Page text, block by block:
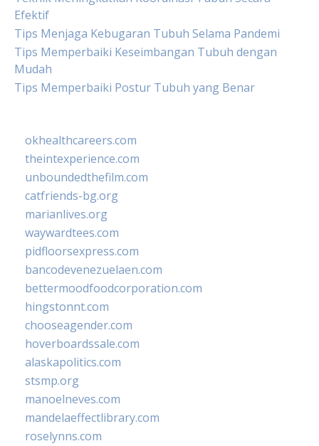
Efektif
Tips Menjaga Kebugaran Tubuh Selama Pandemi
Tips Memperbaiki Keseimbangan Tubuh dengan
Mudah
Tips Memperbaiki Postur Tubuh yang Benar
okhealthcareers.com
theintexperience.com
unboundedthefilm.com
catfriends-bg.org
marianlives.org
waywardtees.com
pidfloorsexpress.com
bancodevenezuelaen.com
bettermoodfoodcorporation.com
hingstonnt.com
chooseagender.com
hoverboardssale.com
alaskapolitics.com
stsmp.org
manoelneves.com
mandelaeffectlibrary.com
roselynns.com